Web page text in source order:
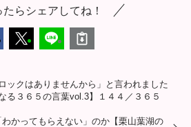
たらシェアしてね！
ックはありませんから」と言われました
る３６５の言葉vol.3】１４４／３６５
わかってもらえない」のか【栗山葉湖の